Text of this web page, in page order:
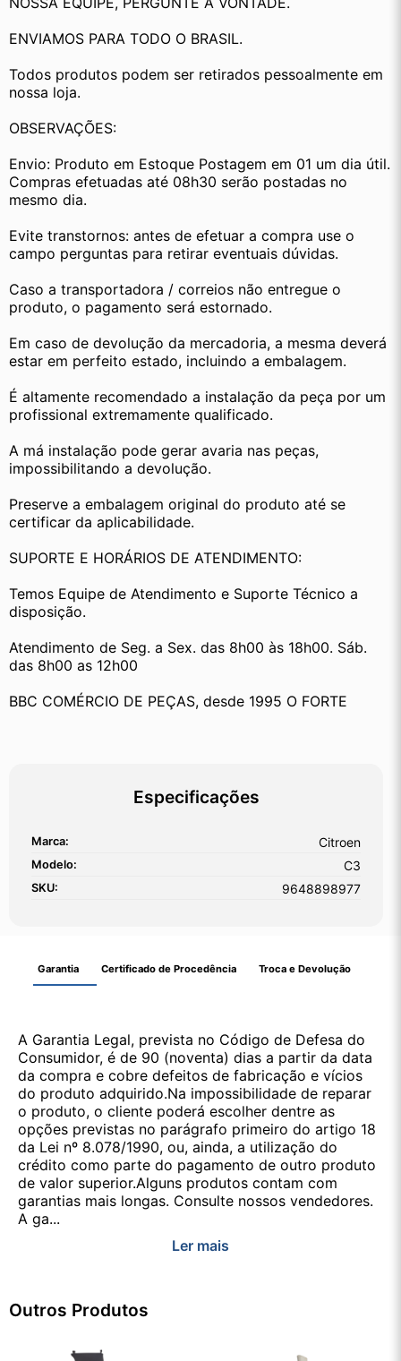
ENVIAMOS PARA TODO O BRASIL.
Todos produtos podem ser retirados pessoalmente em
nossa loja.
OBSERVAÇÕES:
Envio: Produto em Estoque Postagem em 01 um dia útil.
Compras efetuadas até 08h30 serão postadas no
mesmo dia.
Evite transtornos: antes de efetuar a compra use o
campo perguntas para retirar eventuais dúvidas.
Caso a transportadora / correios não entregue o
produto, o pagamento será estornado.
Em caso de devolução da mercadoria, a mesma deverá
estar em perfeito estado, incluindo a embalagem.
É altamente recomendado a instalação da peça por um
profissional extremamente qualificado.
A má instalação pode gerar avaria nas peças,
impossibilitando a devolução.
Preserve a embalagem original do produto até se
certificar da aplicabilidade.
SUPORTE E HORÁRIOS DE ATENDIMENTO:
Temos Equipe de Atendimento e Suporte Técnico a
disposição.
Atendimento de Seg. a Sex. das 8h00 às 18h00. Sáb.
das 8h00 as 12h00
BBC COMÉRCIO DE PEÇAS, desde 1995 O FORTE
Especificações
Marca: Citroen
Modelo: C3
SKU: 9648898977
Garantia Certificado de Procedência Troca e Devolução
A Garantia Legal, prevista no Código de Defesa do
Consumidor, é de 90 (noventa) dias a partir da data
da compra e cobre defeitos de fabricação e vícios
do produto adquirido.Na impossibilidade de reparar
o produto, o cliente poderá escolher dentre as
opções previstas no parágrafo primeiro do artigo 18
da Lei nº 8.078/1990, ou, ainda, a utilização do
crédito como parte do pagamento de outro produto
de valor superior.Alguns produtos contam com
garantias mais longas. Consulte nossos vendedores.
A ga...
Ler mais
Outros Produtos